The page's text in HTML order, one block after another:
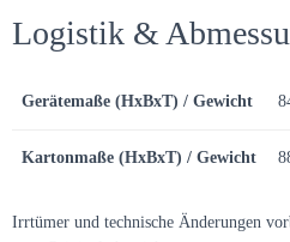
Logistik &
Gerätemaße (HxBxT) / Gewicht
Kartonmaße (HxBxT) / Gewicht
Irrtümer und technische Änderungen